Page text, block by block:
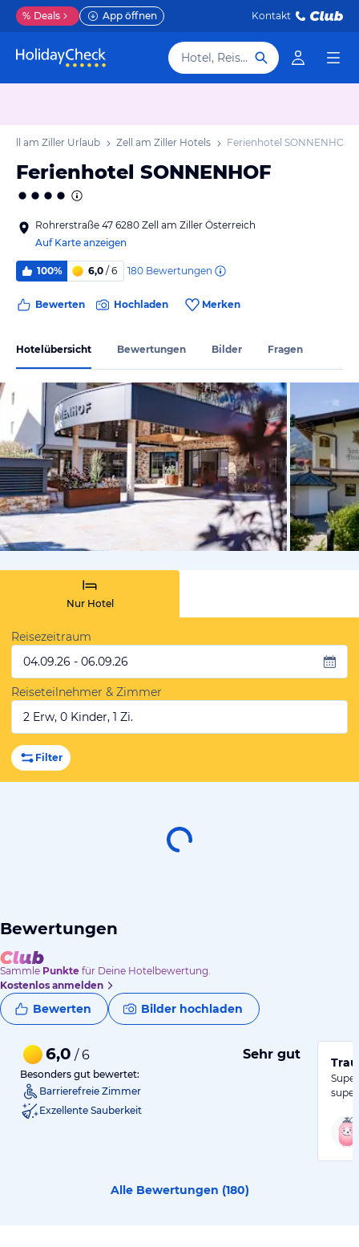
% Deals App öffnen Kontakt
Hotel, Reiseziel
Zell am Ziller Urlaub Zell am Ziller Hotels Ferienhotel SONNENHOF
Ferienhotel SONNENHOF
Rohrerstraße 47 6280 Zell am Ziller Österreich
Auf Karte anzeigen
100% 6,0 / 6 180 Bewertungen
Bewerten Hochladen Merken
Hotelübersicht Bewertungen Bilder Fragen
vom
Nur Hotel
Reisezeitraum
04.09.26 - 06.09.26
Reiseteilnehmer & Zimmer
2 Erw, 0 Kinder, 1 Zi.
Filter
Bewertungen
Sammle Punkte für Deine Hotelbewertung.
Kostenlos anmelden
Bewerten Bilder hochladen
6,0 / 6 Sehr gut
Besonders gut bewertet:
Barrierefreie Zimmer
Exzellente Sauberkeit
Alle Bewertungen (180)